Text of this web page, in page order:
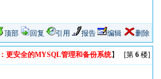
顶部 回复 引用 报告 编辑 删除
更安全的MYSQL管理和备份系统】 [第 6楼]